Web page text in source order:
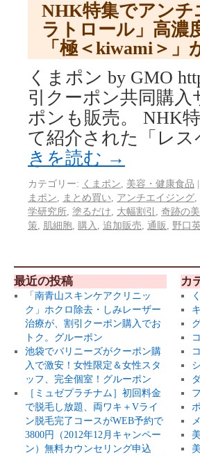
NHK特集でアンチ
ラトロール」高濃
「極＜kiwami＞
くまポン by GMO
引クーポン共同購
ポンも販売。 NHK
て紹介された「レ
きを読む →
カテゴリー: くまポン 美容・健康食品 |
まポン
まとめ買い アンチエイジング
学研究所 塗るだけ 大幅割引 奇跡の
策
肌細胞 購入 追加販売 通販 野口
最近の投稿
「南青山スキンケアクリニッ
ク」ホクロ除去・しみレーザー
治療が、割引クーポン購入でお
トク。グルーポン
池袋でバリニーズがクーポン購
入で激安！女性限定＆女性スタ
ッフ、完全個室！グルーポン
［ミュゼプラチナム］初回料金
で脱毛し放題、両ワキ＋Vライ
ン脱毛完了コースがWEB予約で
3800円（2012年12月キャンペー
ン）無料カウンセリング申込
カ